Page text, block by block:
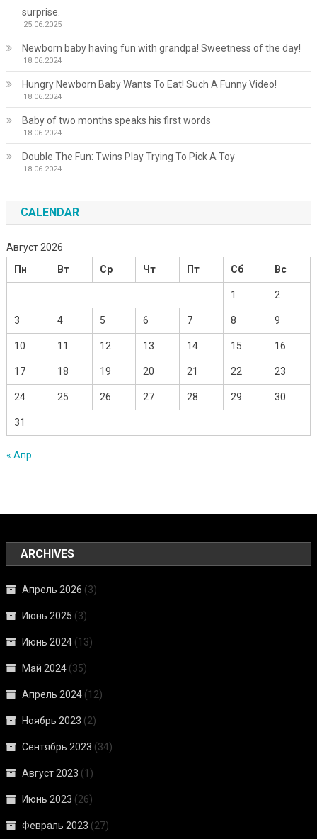
surprise.
25.06.2025
Newborn baby having fun with grandpa! Sweetness of the day!
18.06.2024
Hungry Newborn Baby Wants To Eat! Such A Funny Video!
18.06.2024
Baby of two months speaks his first words
18.06.2024
Double The Fun: Twins Play Trying To Pick A Toy
18.06.2024
CALENDAR
Август 2026
Пн
Вт Ср Чт Пт Сб Вс
1 2
3 4 5 6 7 8 9
10 11 12 13 14 15 16
17 18 19 20 21 22 23
24 25 26 27 28 29 30
31
« Апр
ARCHIVES
Апрель 2026 (3)
Июнь 2025 (3)
Июнь 2024 (13)
Май 2024 (35)
Апрель 2024 (12)
Ноябрь 2023 (2)
Сентябрь 2023 (34)
Август 2023 (1)
Июнь 2023 (26)
Февраль 2023 (27)